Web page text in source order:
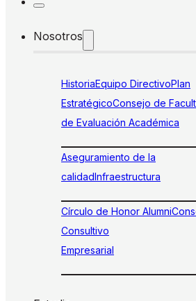
Nosotros
HistoriaEquipo DirectivoPlan
EstratégicoConsejo de
de Evaluación Académica
Aseguramiento de la
calidadInfraestructura
Círculo de Honor Alumni
Consultivo
Empresarial